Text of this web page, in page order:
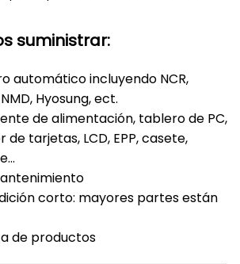
suministrar:
automático incluyendo NCR,
Hyosung, ect.
de alimentación, tablero de PC,
tarjetas, LCD, EPP, casete,
corto: mayores partes están
de productos